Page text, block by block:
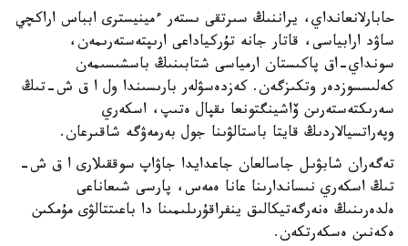
حابارلانعانداي، يراننىڭ سىرتقى ىستەر ءمينيسترى ابباس اراكچي
ساۋد ارابياسى، قاتار جانە تۇركياداعى ارىپتەستەرىمەن،
سونداي-اق پاكىستان ارمياسى شتابىنىڭ باسشىسىمەن
كەلىسسوزدەر وتكىزگەن. كەزدەسۋلەر بارىسىندا ول ا ق ش-تىڭ
سەرىكتەستەرىن ۆاشينگتونعا ىقپال ەتىپ، اسكەري
وپەراتسيالاردىڭ قايتا باستالۋىنا جول بەرمەۋگە شاقىرعان.
تەگەران شابۋىل جاسالعان جاعدايدا جاۋاپ سوققىلارى ا ق ش-
تىڭ اسكەري نىساندارىنا عانا ەمەس، پارسى شىعاناعى
ەلدەرىنىڭ ەنەرگەتيكالىق ينفراقۇرىلىمىنا دا باعىتتالۋى مۇمكىن
ەكەنىن ەسكەرتكەن.